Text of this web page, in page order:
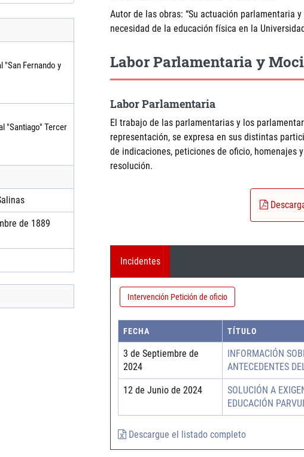
"San Fernando y
"Santiago" Tercer
de 1889
Autor de las obras: “Su actuación parlamentaria
necesidad de la educación física en la
Labor Parlamentaria y
Labor Parlamentaria
El trabajo de las parlamentarias y los
representación, se expresa en sus distintas
de indicaciones, peticiones de oficio, homenajes
resolución.
Incidentes
Intervención Petición de oficio
FECHA TÍTULO
3 de Septiembre de
2024
INFORMACIÓN
ANTECEDENTES
12 de Junio de 2024
SOLUCIÓN A
EDUCACIÓN
Descargue el listado completo